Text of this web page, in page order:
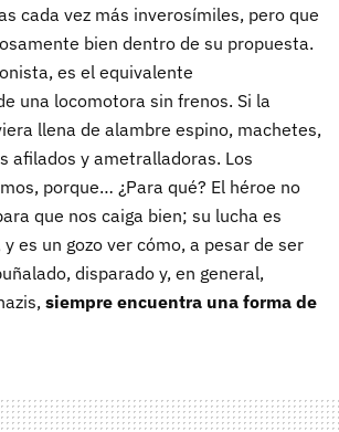
cada vez más inverosímiles, pero que
bien dentro de su propuesta.
es el equivalente
una locomotora sin frenos. Si la
llena de alambre espino, machetes,
afilados y ametralladoras. Los
porque… ¿Para qué? El héroe no
que nos caiga bien; su lucha es
es un gozo ver cómo, a pesar de ser
disparado y, en general,
siempre encuentra una forma de